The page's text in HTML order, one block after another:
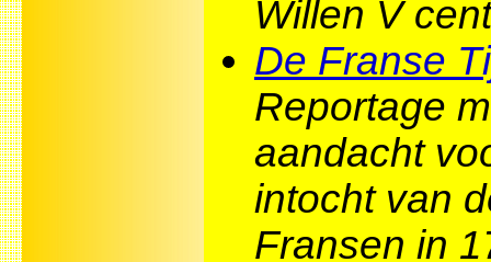
Willen V
De Franse
Reportage
aandacht
intocht van
Fransen in